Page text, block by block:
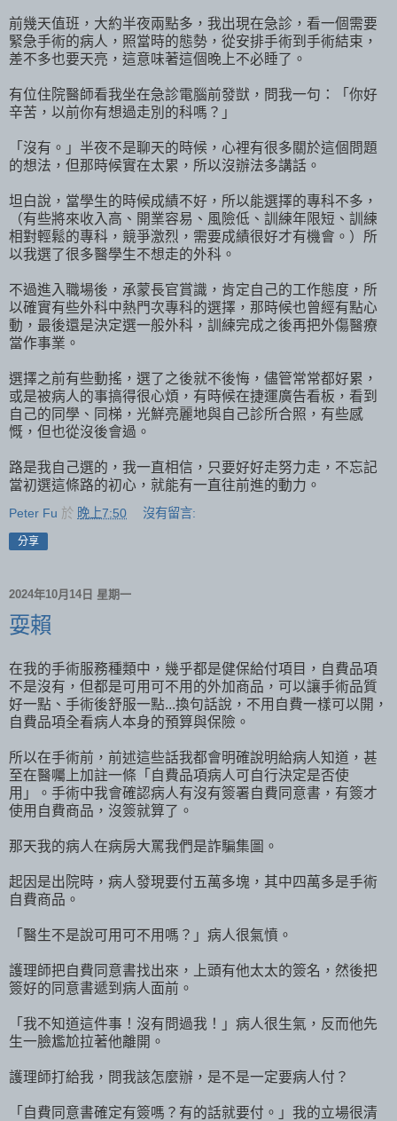
前幾天值班，大約半夜兩點多，我出現在急診，看一個需要
緊急手術的病人，照當時的態勢，從安排手術到手術結束，
差不多也要天亮，這意味著這個晚上不必睡了。
有位住院醫師看我坐在急診電腦前發獃，問我一句：「你好
辛苦，以前你有想過走別的科嗎？」
「沒有。」半夜不是聊天的時候，心裡有很多關於這個問題
的想法，但那時候實在太累，所以沒辦法多講話。
坦白說，當學生的時候成績不好，所以能選擇的專科不多，
（有些將來收入高、開業容易、風險低、訓練年限短、訓練
相對輕鬆的專科，競爭激烈，需要成績很好才有機會。）所
以我選了很多醫學生不想走的外科。
不過進入職場後，承蒙長官賞識，肯定自己的工作態度，所
以確實有些外科中熱門次專科的選擇，那時候也曾經有點心
動，最後還是決定選一般外科，訓練完成之後再把外傷醫療
當作事業。
選擇之前有些動搖，選了之後就不後悔，儘管常常都好累，
或是被病人的事搞得很心煩，有時候在捷運廣告看板，看到
自己的同學、同梯，光鮮亮麗地與自己診所合照，有些感
慨，但也從沒後會過。
路是我自己選的，我一直相信，只要好好走努力走，不忘記
當初選這條路的初心，就能有一直往前進的動力。
Peter Fu 於 晚上7:50 沒有留言:
分享
2024年10月14日 星期一
耍賴
在我的手術服務種類中，幾乎都是健保給付項目，自費品項
不是沒有，但都是可用可不用的外加商品，可以讓手術品質
好一點、手術後舒服一點...換句話說，不用自費一樣可以開，
自費品項全看病人本身的預算與保險。
所以在手術前，前述這些話我都會明確說明給病人知道，甚
至在醫囑上加註一條「自費品項病人可自行決定是否使
用」。手術中我會確認病人有沒有簽署自費同意書，有簽才
使用自費商品，沒簽就算了。
那天我的病人在病房大罵我們是詐騙集圖。
起因是出院時，病人發現要付五萬多塊，其中四萬多是手術
自費商品。
「醫生不是說可用可不用嗎？」病人很氣憤。
護理師把自費同意書找出來，上頭有他太太的簽名，然後把
簽好的同意書遞到病人面前。
「我不知道這件事！沒有問過我！」病人很生氣，反而他先
生一臉尷尬拉著他離開。
護理師打給我，問我該怎麼辦，是不是一定要病人付？
「自費同意書確定有簽嗎？有的話就要付。」我的立場很清